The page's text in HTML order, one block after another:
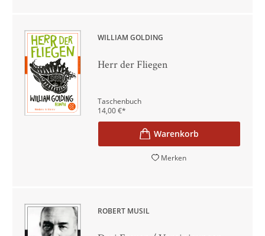
WILLIAM GOLDING
Herr der Fliegen
Taschenbuch
14,00€*
Merken
ROBERT MUSIL